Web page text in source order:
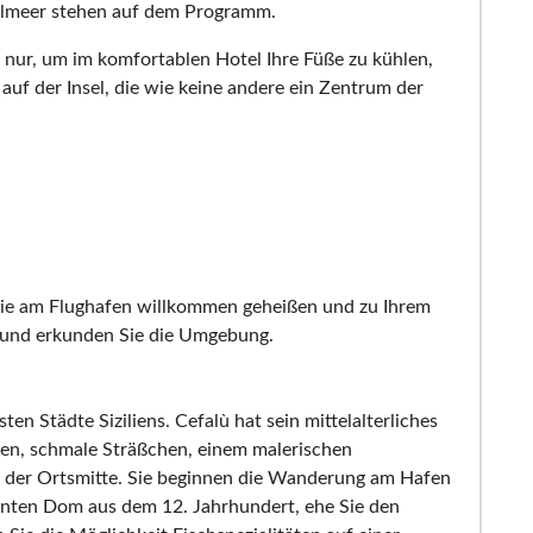
stehen auf dem Programm.
um im komfortablen Hotel Ihre Füße zu kühlen,
der Insel, die wie keine andere ein Zentrum der
am Flughafen willkommen geheißen und zu Ihrem
erkunden Sie die Umgebung.
Städte Siziliens. Cefalù hat sein mittelalterliches
schmale Sträßchen, einem malerischen
Ortsmitte. Sie beginnen die Wanderung am Hafen
Dom aus dem 12. Jahrhundert, ehe Sie den